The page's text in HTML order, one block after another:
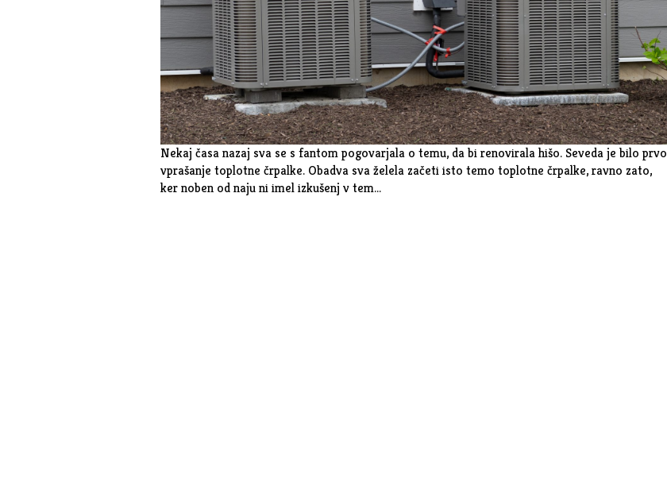
Nekaj časa nazaj sva se s fantom pogovarjala o temu, da bi renovirala hišo. Seveda je bilo prvo
vprašanje toplotne črpalke. Obadva sva želela začeti isto temo toplotne črpalke, ravno zato,
ker noben od naju ni imel izkušenj v tem…